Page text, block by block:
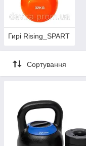
Гирі Rising_SPART
Сортування